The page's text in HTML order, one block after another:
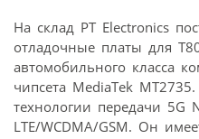
На склад PT Electronics
отладочные платы для
автомобильного класса
чипсета MediaTek
технологии передачи 5G
LTE/WCDMA/GSM. Он